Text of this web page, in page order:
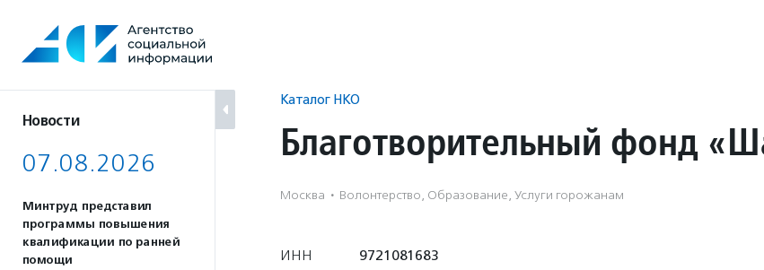
содержанию
Новости
07.08.2026
Минтруд представил
программы повышения
квалификации по ранней
помощи
Каталог НКО
Благотворительный фонд
Москва · Волонтерство, Образование, Услуги горожанам
ИНН
9721081683